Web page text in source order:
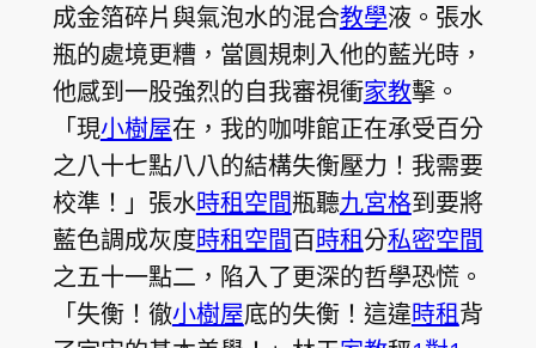
成金箔碎片與氣泡水的混合教學液。張水
瓶的處境更糟，當圓規刺入他的藍光時，
他感到一股強烈的自我審視衝家教擊。
「現小樹屋在，我的咖啡館正在承受百分
之八十七點八八的結構失衡壓力！我需要
校準！」張水時租空間瓶聽九宮格到要將
藍色調成灰度時租空間百時租分私密空間
之五十一點二，陷入了更深的哲學恐慌。
「失衡！徹小樹屋底的失衡！這違時租背